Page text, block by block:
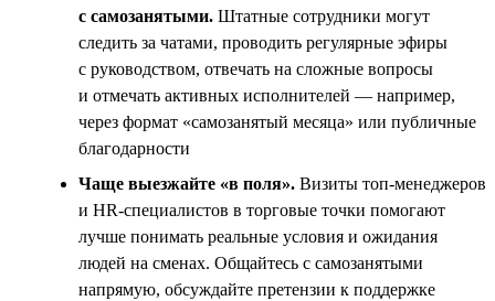
с самозанятыми. Штатные сотрудники могут
следить за чатами, проводить регулярные эфиры
с руководством, отвечать на сложные вопросы
и отмечать активных исполнителей — например,
через формат «самозанятый месяца» или публичные
благодарности
Чаще выезжайте «в поля». Визиты топ‑менеджеров
и HR‑специалистов в торговые точки помогают
лучше понимать реальные условия и ожидания
людей на сменах. Общайтесь с самозанятыми
напрямую, обсуждайте претензии к поддержке